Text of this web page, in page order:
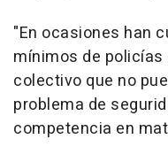
"En ocasiones han
mínimos de
colectivo que no
problema de
competencia en